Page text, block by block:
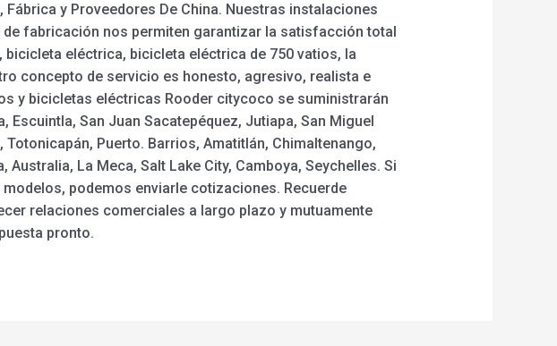
y Proveedores De China. Nuestras instalaciones
fabricación nos permiten garantizar la satisfacción total
eléctrica, bicicleta eléctrica de 750 vatios, la
concepto de servicio es honesto, agresivo, realista e
y bicicletas eléctricas Rooder citycoco se suministrarán
Escuintla, San Juan Sacatepéquez, Jutiapa, San Miguel
Totonicapán, Puerto. Barrios, Amatitlán, Chimaltenango,
La Meca, Salt Lake City, Camboya, Seychelles. Si
podemos enviarle cotizaciones. Recuerde
relaciones comerciales a largo plazo y mutuamente
pronto.